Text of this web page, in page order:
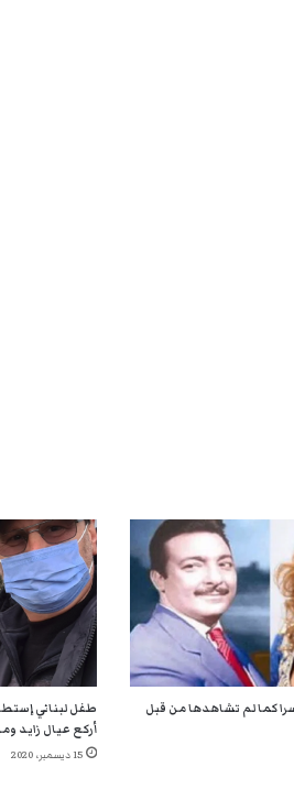
كما لم تشاهدها من قبل
طفل لبناني
أركع عيال زايد
15 ديسمبر، 2020